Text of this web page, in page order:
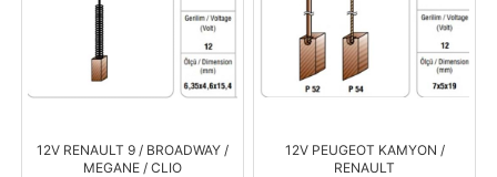
12V RENAULT 9 / BROADWAY /
MEGANE / CLIO
12V PEUGEOT KAMYON /
RENAULT